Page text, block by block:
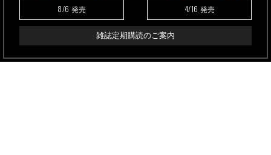
8/6 発売 4/16 発売
雑誌定期購読のご案内